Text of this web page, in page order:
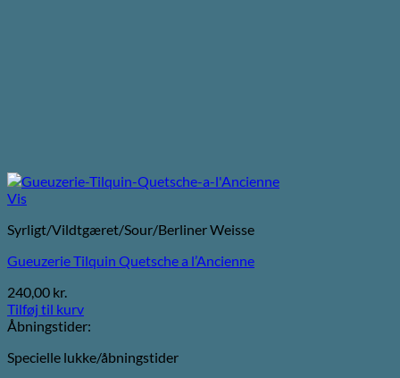
Vis
Syrligt/Vildtgæret/Sour/Berliner Weisse
Gueuzerie Tilquin Quetsche a l’Ancienne
240,00 kr.
Tilføj til kurv
Åbningstider:
Specielle lukke/åbningstider